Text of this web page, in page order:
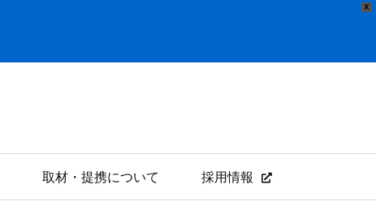
X
取材・提携について 採用情報